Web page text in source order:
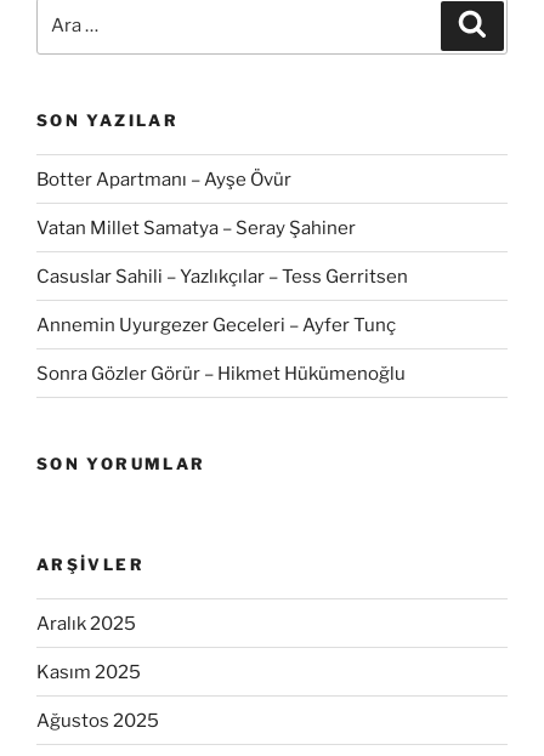
SON YAZILAR
Botter Apartmanı – Ayşe Övür
Vatan Millet Samatya – Seray Şahiner
Casuslar Sahili – Yazlıkçılar – Tess Gerritsen
Annemin Uyurgezer Geceleri – Ayfer Tunç
Sonra Gözler Görür – Hikmet Hükümenoğlu
SON YORUMLAR
ARŞIVLER
Aralık 2025
Kasım 2025
Ağustos 2025